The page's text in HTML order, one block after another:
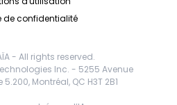
de confidentialité
- All rights reserved.
Inc. - 5255 Avenue
5.200, Montréal, QC H3T 2B1